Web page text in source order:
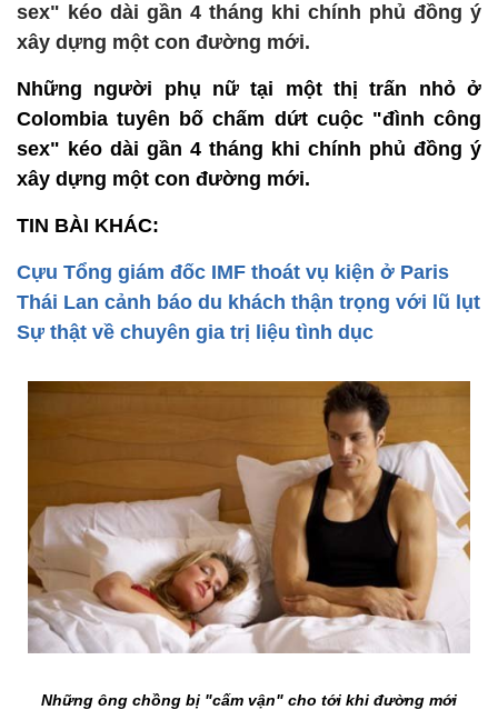
sex" kéo dài gần 4 tháng khi chính phủ đồng ý
xây dựng một con đường mới.
Những người phụ nữ tại một thị trấn nhỏ ở
Colombia tuyên bố chấm dứt cuộc "đình công
sex" kéo dài gần 4 tháng khi chính phủ đồng ý
xây dựng một con đường mới.
TIN BÀI KHÁC:
Cựu Tổng giám đốc IMF thoát vụ kiện ở Paris
Thái Lan cảnh báo du khách thận trọng với lũ lụt
Sự thật về chuyên gia trị liệu tình dục
Những ông chồng bị "cấm vận" cho tới khi đường mới